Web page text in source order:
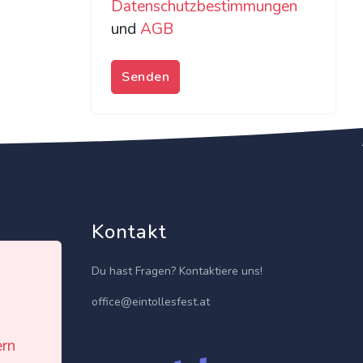
Datenschutzbestimmungen
und AGB
Senden
Kontakt
Du hast Fragen? Kontaktiere uns!
office@eintollesfest.at